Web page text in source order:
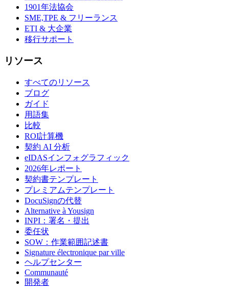
1901年法協会
SME,TPE & フリーランス
ETI & 大企業
移行サポート
リソース
すべてのリソース
ブログ
ガイド
用語集
比較
ROI計算機
契約 AI 分析
eIDASインフォグラフィック
2026年レポート
契約書テンプレート
プレミアムテンプレート
DocuSignの代替
Alternative à Yousign
INPI：署名・提出
委任状
SOW：作業範囲記述書
Signature électronique par ville
ヘルプセンター
Communauté
開発者